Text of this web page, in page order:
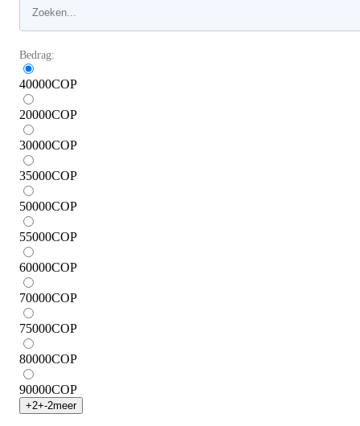
Bedrag:
40000COP
20000COP
30000COP
35000COP
50000COP
55000COP
60000COP
70000COP
75000COP
80000COP
90000COP
+2+-2meer